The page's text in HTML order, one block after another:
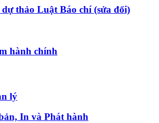
thảo Luật Báo chí (sửa đổi)
hành chính
lý
In và Phát hành